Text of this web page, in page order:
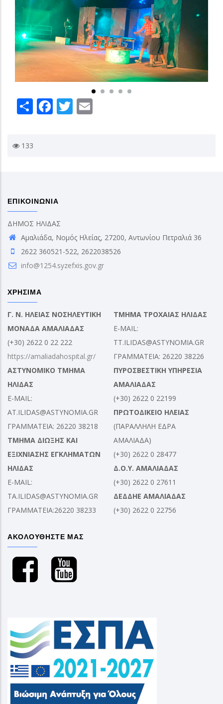
ShareFacebook
Twitter
133
ΕΠΙΚΟΙΝΩΝΙΑ
ΔΗΜΟΣ ΗΛΙΔΑΣ
Αμαλιάδα, Νομός Ηλείας, 27200, Αντωνίου Πετραλιά 36
2622 360521-522, 2622038526
info@1254.syzefxis.gov.gr
ΧΡΗΣΙΜΑ
Γ. Ν. ΗΛΕΙΑΣ ΝΟΣΗΛΕΥΤΙΚΗ
ΜΟΝΑΔΑ ΑΜΑΛΙΑΔΑΣ
(+30) 2622 0 22 222
https://amaliadahospital.gr/
ΑΣΤΥΝΟΜΙΚΟ ΤΜΗΜΑ
ΗΛΙΔΑΣ
E-MAIL:
AT.ILIDAS@ASTYNOMIA.GR
ΓΡΑΜΜΑΤΕΙΑ: 26220 38218
ΤΜΗΜΑ ΔΙΩΞΗΣ ΚΑΙ
ΕΞΙΧΝΙΑΣΗΣ ΕΓΚΛΗΜΑΤΩΝ
ΗΛΙΔΑΣ
E-MAIL:
TA.ILIDAS@ASTYNOMIA.GR
ΓΡΑΜΜΑΤΕΙΑ:26220 38233
ΤΜΗΜΑ ΤΡΟΧΑΙΑΣ ΗΛΙΔΑΣ
E-MAIL:
TT.ILIDAS@ASTYNOMIA.GR
ΓΡΑΜΜΑΤΕΙΑ: 26220 38226
ΠΥΡΟΣΒΕΣΤΙΚΗ ΥΠΗΡΕΣΙΑ
ΑΜΑΛΙΑΔΑΣ
(+30) 2622 0 22199
ΠΡΩΤΟΔΙΚΕΙΟ ΗΛΕΙΑΣ
(ΠΑΡΑΛΛΗΛΗ ΕΔΡΑ
ΑΜΑΛΙΑΔΑ)
(+30) 2622 0 28477
Δ.Ο.Υ. ΑΜΑΛΙΑΔΑΣ
(+30) 2622 0 27611
ΔΕΔΔΗΕ ΑΜΑΛΙΑΔΑΣ
(+30) 2622 0 22756
ΑΚΟΛΟΥΘΗΣΤΕ ΜΑΣ